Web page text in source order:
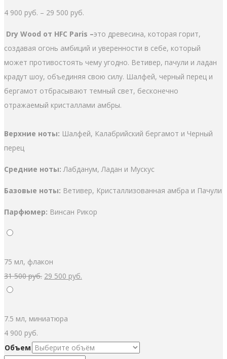
4 900 руб. – 29 500 руб.
Dry Wood от HFC Paris –это древесина, которая горит,
создавая огонь амбиций и уверенности в себе, который
может противостоять чему угодно. Ветивер, пачули и ладан
крадут шоу, объединяя свою силу. Шалфей, черный перец и
бергамот отбрасывают темный свет, бесконечно
отражаемый кристаллами амбры.
Верхние ноты: Шалфей, Калабрийский бергамот и Черный
перец
Средние ноты: Лабданум, Ладан и Мускус
Базовые ноты: Ветивер, Кристаллизованная амбра и Пачули
Парфюмер: Винсан Рикор
75 мл, флакон
31 500руб. Первоначальная
31
29 500 руб.
7.5 мл, миниатюра
4 900 руб.
Объем